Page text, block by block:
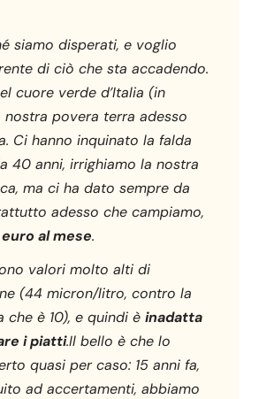
siamo disperati, e voglio
di ciò che sta accadendo.
cuore verde d’Italia (in
nostra povera terra adesso
Ci hanno inquinato la falda
40 anni, irrighiamo la nostra
ma ci ha dato sempre da
adesso che campiamo,
al mese.
valori molto alti di
(44 micron/litro, contro la
che è 10), e quindi èinadatta
i piatti.Il bello è che lo
quasi per caso: 15 anni fa,
ad accertamenti, abbiamo